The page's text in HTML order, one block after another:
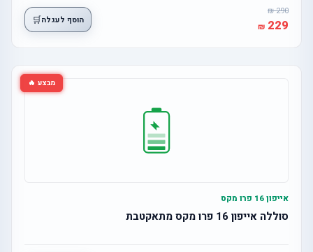
290
229 הוסף לעגלה🛒
מבצע 🔥
אייפון 16 פרו מקס
סוללה אייפון 16 פרו מקס מתאקטבת